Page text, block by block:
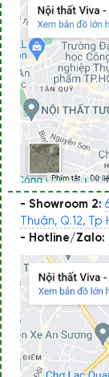
- Showroom 2:
Thuận, Q.12,
- Hotline/Zalo: